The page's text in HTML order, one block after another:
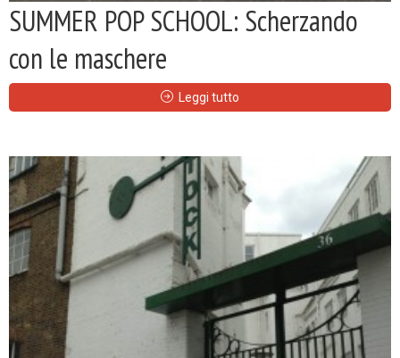
SUMMER POP SCHOOL: Scherzando
con le maschere
Leggi tutto